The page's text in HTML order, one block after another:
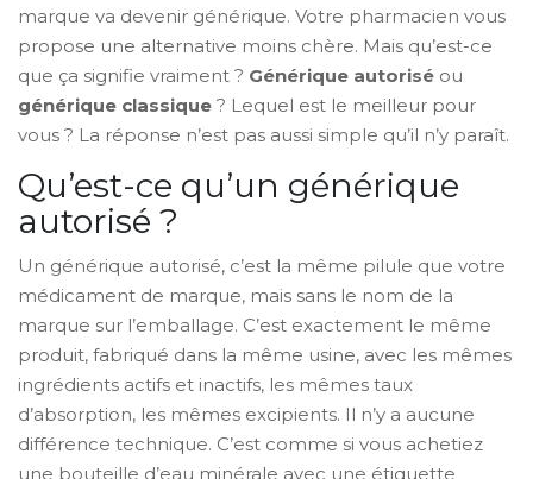
marque va devenir générique. Votre pharmacien vous
propose une alternative moins chère. Mais qu’est-ce
que ça signifie vraiment ? Générique autorisé ou
générique classique ? Lequel est le meilleur pour
vous ? La réponse n’est pas aussi simple qu’il n’y paraît.
Qu’est-ce qu’un générique
autorisé ?
Un générique autorisé, c’est la même pilule que votre
médicament de marque, mais sans le nom de la
marque sur l’emballage. C’est exactement le même
produit, fabriqué dans la même usine, avec les mêmes
ingrédients actifs et inactifs, les mêmes taux
d’absorption, les mêmes excipients. Il n’y a aucune
différence technique. C’est comme si vous achetiez
une bouteille d’eau minérale avec une étiquette